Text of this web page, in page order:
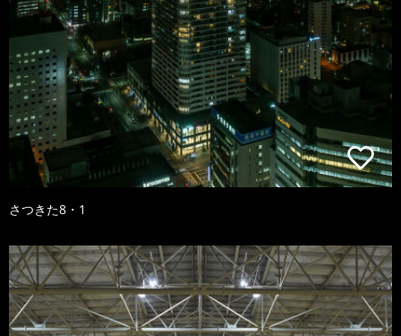
さつきた8・1